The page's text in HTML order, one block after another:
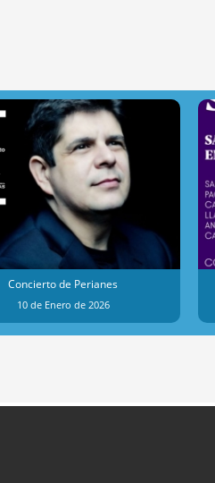
Concierto de Perianes
10 de Enero de 2026